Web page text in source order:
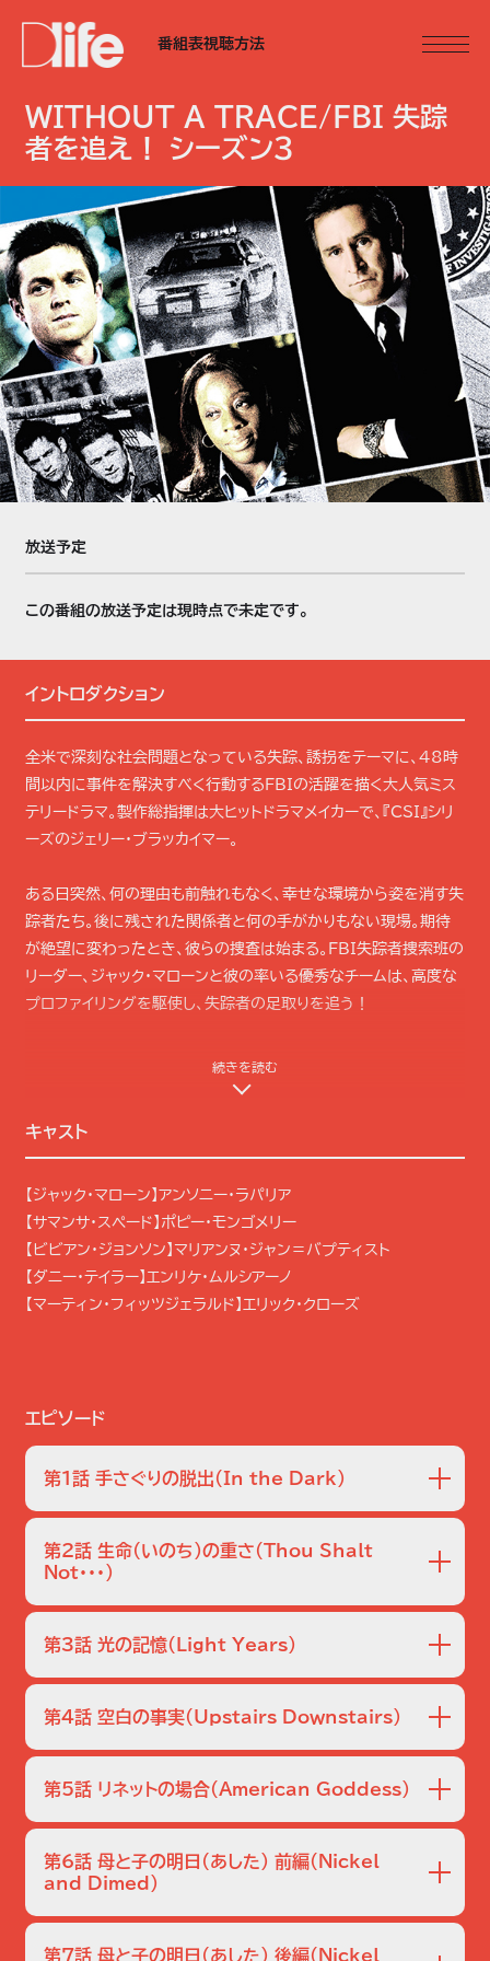
番組表視聴方法
WITHOUT A TRACE/FBI 失踪
者を追え！ シーズン3
放送予定
この番組の放送予定は現時点で未定です。
イントロダクション
全米で深刻な社会問題となっている失踪、誘拐をテーマに、48時
間以内に事件を解決すべく行動するFBIの活躍を描く大人気ミス
テリードラマ。製作総指揮は大ヒットドラマメイカーで、『CSI』シリ
ーズのジェリー・ブラッカイマー。
ある日突然、何の理由も前触れもなく、幸せな環境から姿を消す失
踪者たち。後に残された関係者と何の手がかりもない現場。期待
が絶望に変わったとき、彼らの捜査は始まる。FBI失踪者捜索班の
リーダー、ジャック・マローンと彼の率いる優秀なチームは、高度な
プロファイリングを駆使し、失踪者の足取りを追う！
続きを読む
キャスト
【ジャック・マローン】アンソニー・ラパリア
【サマンサ・スペード】ポピー・モンゴメリー
【ビビアン・ジョンソン】マリアンヌ・ジャン＝バプティスト
【ダニー・テイラー】エンリケ・ムルシアーノ
【マーティン・フィッツジェラルド】エリック・クローズ
エピソード
第1話 手さぐりの脱出（In the Dark）
深夜のキャンプ場で､視覚障害のある少女と彼女の歩行訓練
士が行方不明になる｡
歩行訓練士の痴情のもつれなど､いくつかの仮説が浮上する
が解決への道のりは遠い｡
辞職したジャックに､妻･マリアから離婚を告げられる｡
マリアが以前から離婚を計画し､娘たちの親権を得ようとし
第2話 生命(いのち)の重さ（Thou Shalt
Not･･･）
やけど治療の看護助手が､帰宅途中に車を残し失踪する｡
通り魔的な犯行の犠牲になったのか､あるいは愛人と駆け落
ちしたのか?様々な憶測が飛び交う中､捜査は進んでいく｡
第3話 光の記憶（Light Years）
第4話 空白の事実（Upstairs Downstairs）
第5話 リネットの場合（American Goddess）
第6話 母と子の明日(あした) 前編（Nickel
and Dimed）
第7話 母と子の明日(あした) 後編（Nickel